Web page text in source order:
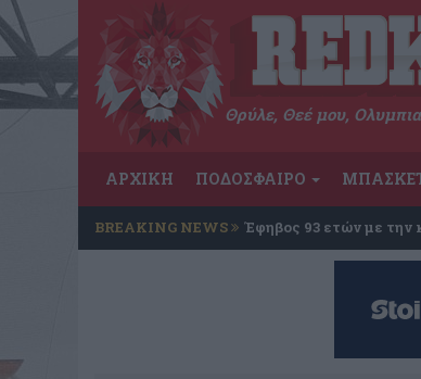
Θρύλε, Θεέ μου,
ΑΡΧΙΚΗ ΠΟΔΟΣΦΑΙΡΟ
BREAKING NEWS Έφηβος 93 ετών με την